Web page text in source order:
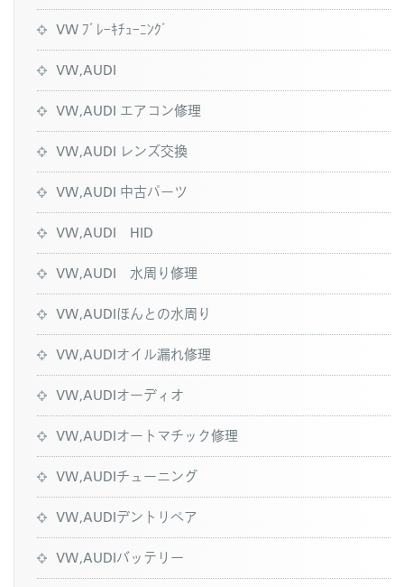
VW ﾌﾞﾚｰｷﾁｭｰﾆﾝｸﾞ
VW,AUDI
VW,AUDI エアコン修理
VW,AUDI レンズ交換
VW,AUDI 中古パーツ
VW,AUDI HID
VW,AUDI 水周り修理
VW,AUDIほんとの水周り
VW,AUDIオイル漏れ修理
VW,AUDIオーディオ
VW,AUDIオートマチック修理
VW,AUDIチューニング
VW,AUDIデントリペア
VW,AUDIバッテリー